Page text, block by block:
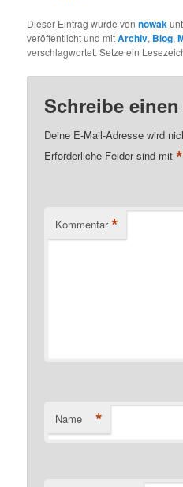
Dieser Eintrag wurde vonnowak
veröffentlicht und mitArchiv, Blog,
verschlagwortet. Setze ein
Schreibe
Deine E-Mail-Adresse wird
Erforderliche Felder sind mit*
Kommentar *
Name *